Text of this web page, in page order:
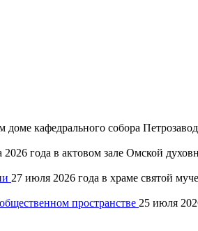
доме кафедрального собора
2026 года в актовом зале Омской
27 июля 2026 года в храме святой
пространстве 25 июля